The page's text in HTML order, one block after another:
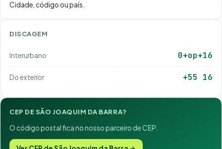
Cidade, código ou país.
DISCAGEM
Interurbano 0+op+16
Do exterior +55 16
CEP DE SÃO JOAQUIM DA BARRA?
O código postal fica no nosso parceiro de CEP.